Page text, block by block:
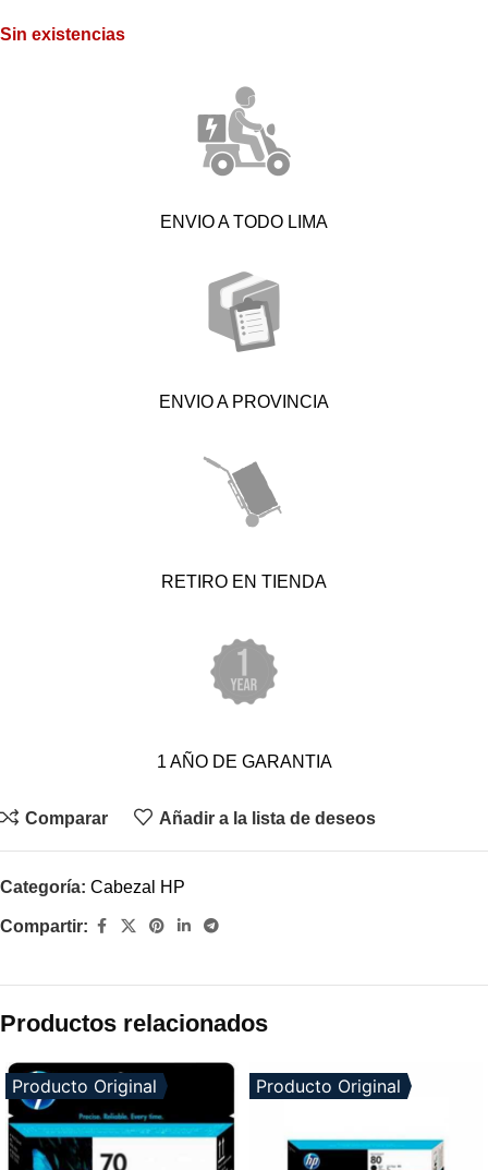
Sin existencias
ENVIO A TODO LIMA
ENVIO A PROVINCIA
RETIRO EN TIENDA
1 AÑO DE GARANTIA
Comparar Añadir a la lista de deseos
Categoría: Cabezal HP
Compartir:
Productos relacionados
Producto Original Producto Original